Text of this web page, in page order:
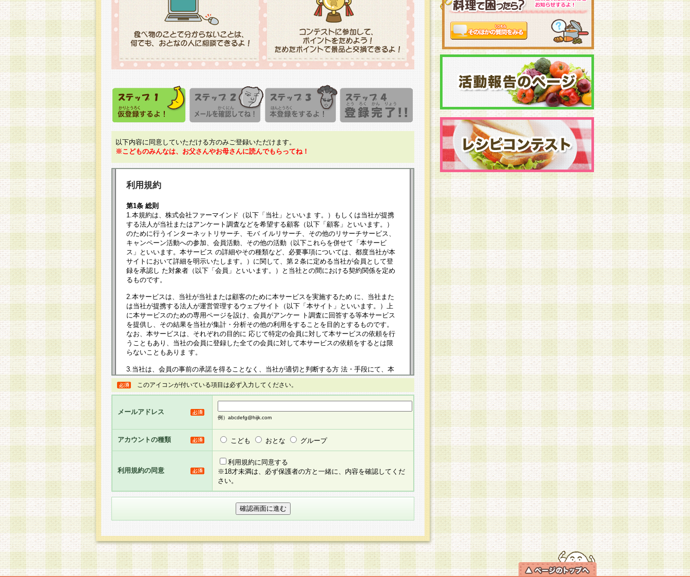
以下内容に同意していただける方のみご登録いただけます。
※こどものみんなは、お父さんやお母さんに読んでもらってね！
利用規約
第1条 総則
1.本規約は、株式会社ファーマインド（以下「当社」といいま す。）もしくは当社が提携
する法人が当社またはアンケート調査などを希望する顧客（以下「顧客」といいます。）
のために行うインターネットリサーチ、モバ イルリサーチ、その他のリサーチサービス、
キャンペーン活動への参加、会員活動、その他の活動（以下これらを併せて「本サービ
ス」といいます。本サービス の詳細やその種類など、必要事項については、都度当社が本
サイトにおいて詳細を明示いたします。）に関して、第２条に定める当社が会員として登
録を承認し た対象者（以下「会員」といいます。）と当社との間における契約関係を定め
るものです。
2.本サービスは、当社が当社または顧客のために本サービスを実施するため に、当社また
は当社が提携する法人が運営管理するウェブサイト（以下「本サイト」といいます。）上
に本サービスのための専用ページを設け、会員がアンケー ト調査に回答する等本サービス
を提供し、その結果を当社が集計・分析その他の利用をすることを目的とするものです。
なお、本サービスは、それぞれの目的に 応じて特定の会員に対して本サービスの依頼を行
うこともあり、当社の会員に登録した全ての会員に対して本サービスの依頼をするとは限
らないこともありま す。
3.当社は、会員の事前の承諾を得ることなく、当社が適切と判断する方 法・手段にて、本
規約を任意に制定、変更または修正することができるものとします。改定後の本規約等
は、本規約においては本サイトに掲示したときに、その 他の諸規定については、会員に対
して告知の案内を配信または本サイトに掲示したときのいずれか早い時期をもってその効
るものとします。
5.当社がお聞きする個人情報は、すべて会員登録希望者の自由な意思で提 供いただいたも
のと考えております。従って、会員登録希望者が自らの個人情報の提供を希望されない場
合には、当社はその個人情報をお預かりいたしません が、提供されないことによって、当
社の取扱商品やサービス等をご利用いただけない場合がありますことを予めご了承くださ
い。
6.当社は、お客様から当社が保有している個人情報の開示・訂正・追加・ 利用停止等を求
められた場合には、ご本人様であることが当社にて確認できた場合に限り、法令に準拠し
せ先となります。
第2条 会員の資格
1.会員とは、本規約等を承諾のうえ、当社所定の登録手続きを全て完了し、当社が承認した
このアイコンが付いている項目は必ず入力してください。
メールアドレス
例）abcdefg@hijk.com
アカウントの種類 こども おとな グループ
利用規約の同意
利用規約に同意する
※18才未満は、必ず保護者の方と一緒に、内容を確認してくだ
さい。